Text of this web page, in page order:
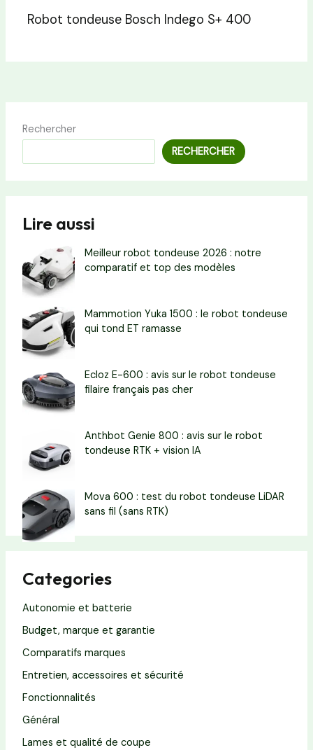
Robot tondeuse Bosch Indego S+ 400
Rechercher
RECHERCHER
Lire aussi
Meilleur robot tondeuse 2026 : notre
comparatif et top des modèles
Mammotion Yuka 1500 : le robot tondeuse
qui tond ET ramasse
Ecloz E-600 : avis sur le robot tondeuse
filaire français pas cher
Anthbot Genie 800 : avis sur le robot
tondeuse RTK + vision IA
Mova 600 : test du robot tondeuse LiDAR
sans fil (sans RTK)
Categories
Autonomie et batterie
Budget, marque et garantie
Comparatifs marques
Entretien, accessoires et sécurité
Fonctionnalités
Général
Lames et qualité de coupe